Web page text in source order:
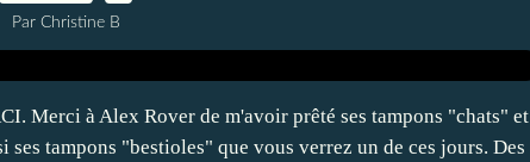
Par Christine B
Merci à Alex Rover de m'avoir prêté ses tampons "chats" et
tampons "bestioles" que vous verrez un de ces jours. Des